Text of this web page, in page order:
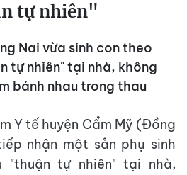
tự nhiên"
Nai vừa sinh con theo
tự nhiên" tại nhà, không
bánh nhau trong thau
Y tế huyện Cẩm Mỹ (Đồng
nhận một sản phụ sinh
tự nhiên" tại nhà,